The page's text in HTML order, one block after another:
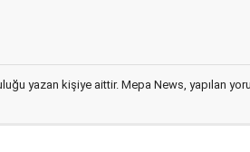
yazan kişiye aittir. Mepa News, yapılan